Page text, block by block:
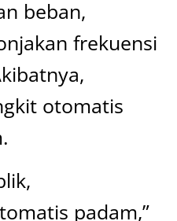
beban,
frekuensi
otomatis
padam,”